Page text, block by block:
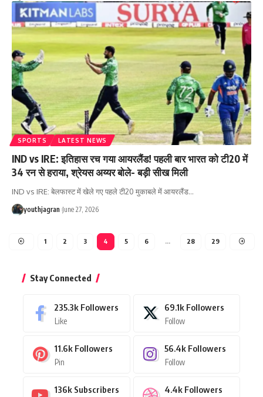
SPORTS LATEST NEWS
IND vs IRE: इतिहास रच गया आयरलैंड! पहली बार भारत को टी20 में
34 रन से हराया, श्रेयस अय्यर बोले- बड़ी सीख मिली
IND vs IRE: बेलफास्ट में खेले गए पहले टी20 मुकाबले में आयरलैंड…
youthjagran June 27, 2026
1 2 3 4 5 6 … 28 29
Stay Connected
235.3k Followers
Like
69.1k Followers
Follow
11.6k Followers
Pin
56.4k Followers
Follow
136k Subscribers 4.4k Followers